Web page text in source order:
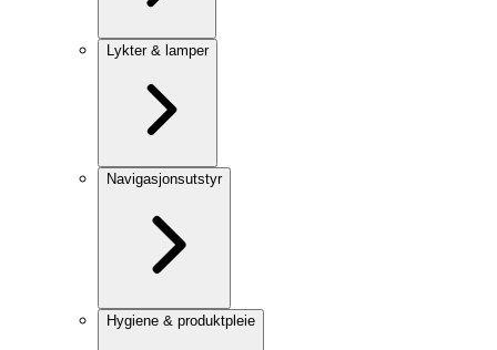
Lykter & lamper
Navigasjonsutstyr
Hygiene & produktpleie